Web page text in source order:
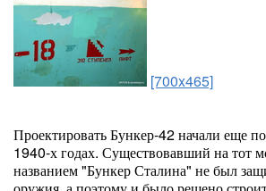
[700x465]
Проектировать Бункер-42 начали еще
1940-х годах. Существовавший на тот
названием "Бункер Сталина" не был